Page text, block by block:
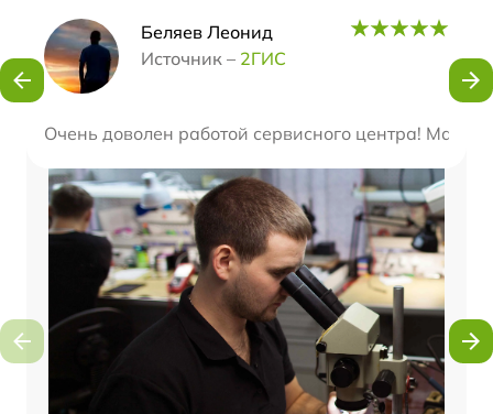
Беляев Леонид
Источник – 2ГИС
Очень доволен работой сервисного центра!
Наши мастера